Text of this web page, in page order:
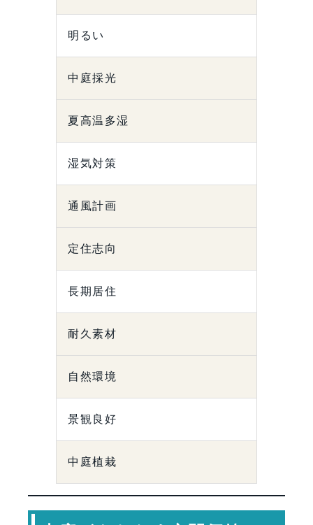
明るい
中庭採光
夏高温多湿
湿気対策
通風計画
定住志向
長期居住
耐久素材
自然環境
景観良好
中庭植栽